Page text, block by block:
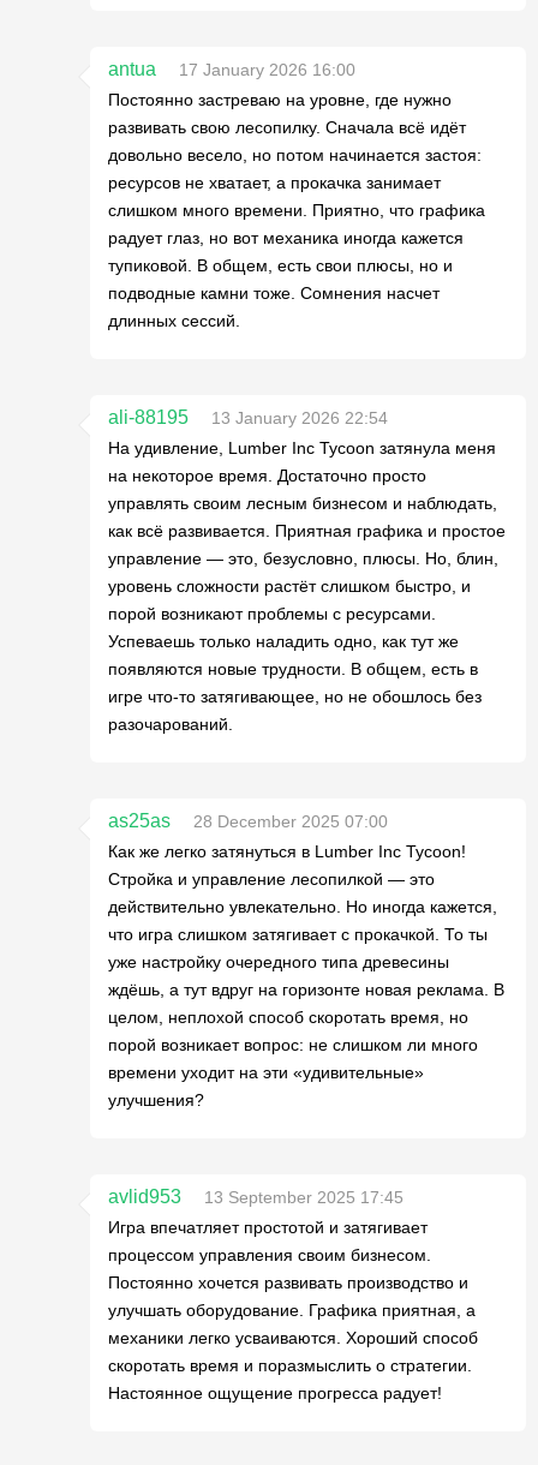
antua
17 January 2026 16:00
Постоянно застреваю на уровне, где нужно
развивать свою лесопилку. Сначала всё идёт
довольно весело, но потом начинается застоя:
ресурсов не хватает, а прокачка занимает
слишком много времени. Приятно, что графика
радует глаз, но вот механика иногда кажется
тупиковой. В общем, есть свои плюсы, но и
подводные камни тоже. Сомнения насчет
длинных сессий.
ali-88195
13 January 2026 22:54
На удивление, Lumber Inc Tycoon затянула меня
на некоторое время. Достаточно просто
управлять своим лесным бизнесом и наблюдать,
как всё развивается. Приятная графика и простое
управление — это, безусловно, плюсы. Но, блин,
уровень сложности растёт слишком быстро, и
порой возникают проблемы с ресурсами.
Успеваешь только наладить одно, как тут же
появляются новые трудности. В общем, есть в
игре что-то затягивающее, но не обошлось без
разочарований.
as25as
28 December 2025 07:00
Как же легко затянуться в Lumber Inc Tycoon!
Стройка и управление лесопилкой — это
действительно увлекательно. Но иногда кажется,
что игра слишком затягивает с прокачкой. То ты
уже настройку очередного типа древесины
ждёшь, а тут вдруг на горизонте новая реклама. В
целом, неплохой способ скоротать время, но
порой возникает вопрос: не слишком ли много
времени уходит на эти «удивительные»
улучшения?
avlid953
13 September 2025 17:45
Игра впечатляет простотой и затягивает
процессом управления своим бизнесом.
Постоянно хочется развивать производство и
улучшать оборудование. Графика приятная, а
механики легко усваиваются. Хороший способ
скоротать время и поразмыслить о стратегии.
Настоянное ощущение прогресса радует!